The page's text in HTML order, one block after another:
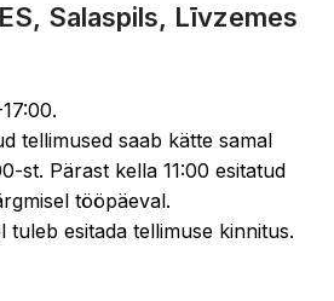
Salaspils, Līvzemes
tellimused saab kätte samal
st. Pärast kella 11:00 esitatud
tööpäeval.
tuleb esitada tellimuse kinnitus.